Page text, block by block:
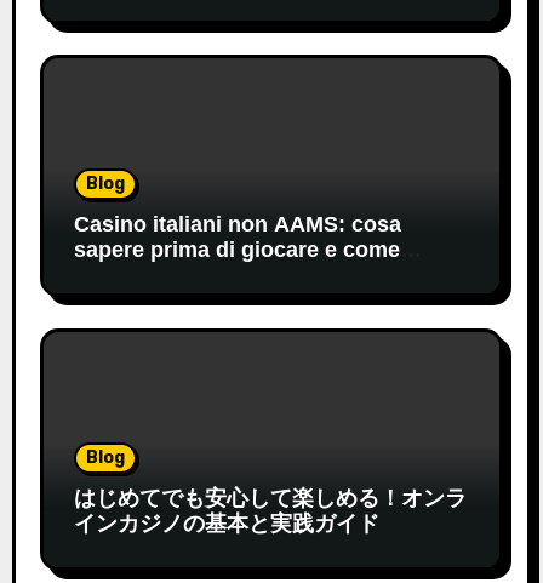
Blog
Casino italiani non AAMS: cosa
sapere prima di giocare e come
Blog
はじめてでも安心して楽しめる！オンラ
インカジノの基本と実践ガイド